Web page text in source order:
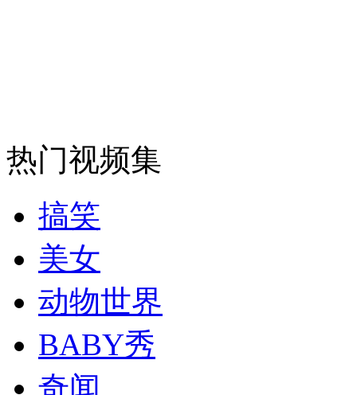
司机酒驾遇交警 急速倒车逃窜
热门视频集
搞笑
美女
动物世界
BABY秀
奇闻